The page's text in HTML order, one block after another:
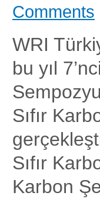
Comments
WRI
bu yıl
Sıfır
Sıfır
Karbon